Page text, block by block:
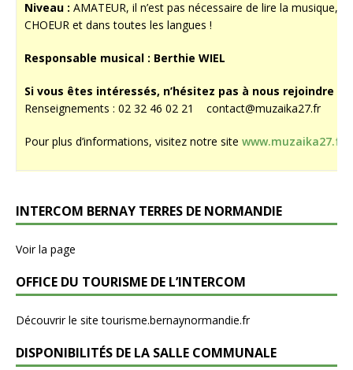
Niveau : AMATEUR, il n’est pas nécessaire de lire la musique, il
CHOEUR et dans toutes les langues !
Responsable musical : Berthie WIEL
Si vous êtes intéressés, n’hésitez pas à nous rejoindre :
Renseignements : 02 32 46 02 21 contact@muzaika27.fr
Pour plus d’informations, visitez notre site www.muzaika27.fr
INTERCOM BERNAY TERRES DE NORMANDIE
Voir la page
OFFICE DU TOURISME DE L’INTERCOM
Découvrir le site tourisme.bernaynormandie.fr
DISPONIBILITÉS DE LA SALLE COMMUNALE